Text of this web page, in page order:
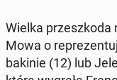
Wielka przeszko­da
Mowa o
bakinie (12) lub